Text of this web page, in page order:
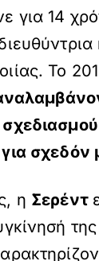
για 14
Το
σχεδόν
η Σερέντ